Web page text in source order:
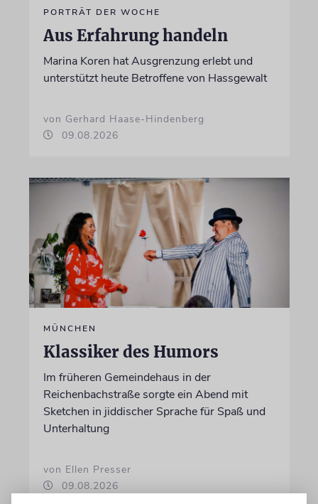
PORTRÄT DER WOCHE
Aus Erfahrung handeln
Marina Koren hat Ausgrenzung erlebt und
unterstützt heute Betroffene von Hassgewalt
von Gerhard Haase-Hindenberg
09.08.2026
MÜNCHEN
Klassiker des Humors
Im früheren Gemeindehaus in der
Reichenbachstraße sorgte ein Abend mit
Sketchen in jiddischer Sprache für Spaß und
Unterhaltung
von Ellen Presser
09.08.2026